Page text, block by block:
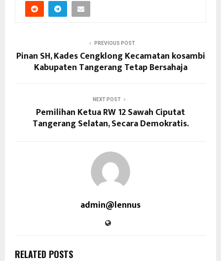
PREVIOUS POST
Pinan SH, Kades Cengklong Kecamatan kosambi
Kabupaten Tangerang Tetap Bersahaja
NEXT POST
Pemilihan Ketua RW 12 Sawah Ciputat
Tangerang Selatan, Secara Demokratis.
admin@lennus
RELATED POSTS